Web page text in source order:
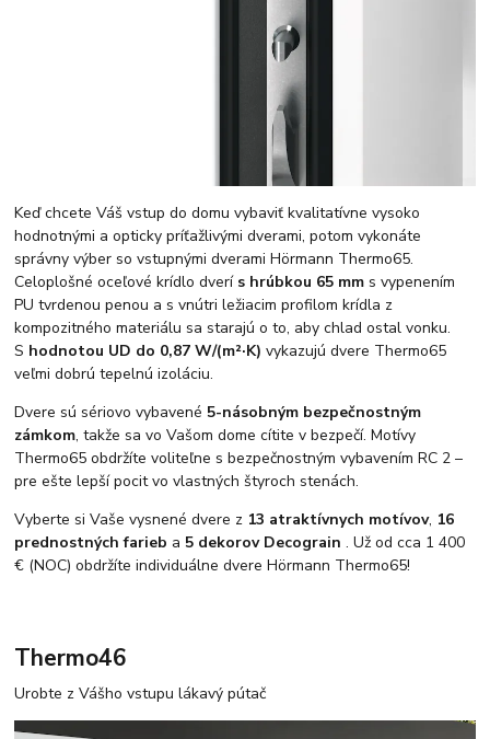
Keď chcete Váš vstup do domu vybaviť kvalitatívne vysoko
hodnotnými a opticky príťažlivými dverami, potom vykonáte
správny výber so vstupnými dverami Hörmann Thermo65.
Celoplošné oceľové krídlo dverí s hrúbkou 65 mms vypenením
PU tvrdenou penou a s vnútri ležiacim profilom krídla z
kompozitného materiálu sa starajú o to, aby chlad ostal vonku.
S hodnotou UD do 0,87 W/(m²·K) vykazujú dvere Thermo65
veľmi dobrú tepelnú izoláciu.
Dvere sú sériovo vybavené 5-násobným bezpečnostným
zámkom, takže sa vo Vašom dome cítite v bezpečí. Motívy
Thermo65 obdržíte voliteľne s bezpečnostným vybavením RC 2 –
pre ešte lepší pocit vo vlastných štyroch stenách.
Vyberte si Vaše vysnené dvere z 13 atraktívnych motívov, 16
prednostných farieb a 5 dekorov Decograin . Už od cca 1 400
€ (NOC) obdržíte individuálne dvere Hörmann Thermo65!
Thermo46
Urobte z Vášho vstupu lákavý pútač